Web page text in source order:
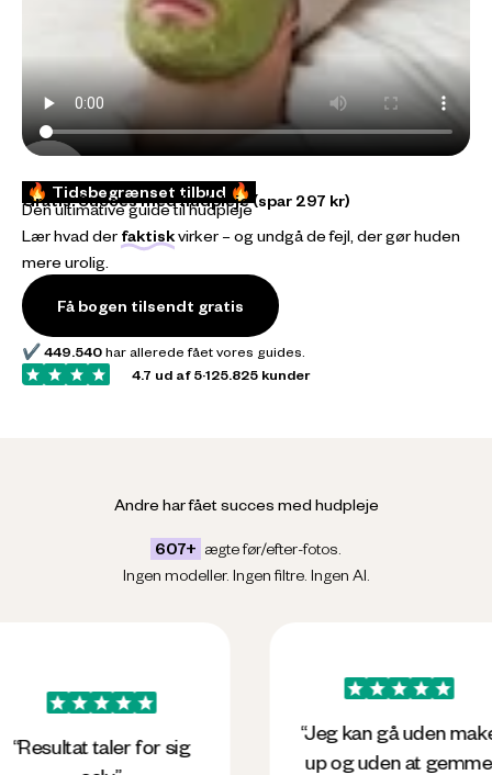
🔥 Tidsbegrænset tilbud 🔥
Gratis: Succes med hudpleje (spar 297 kr)
Den ultimative guide til hudpleje
Lær hvad der faktiskvirker – og undgå de fejl, der gør huden
mere urolig.
Få bogen tilsendt gratis
✔️449.540har allerede fået vores guides.
4.7 ud af 5·125.825 kunder
Andre har fået succes med hudpleje
607+ ægte før/efter-fotos.
Ingen modeller. Ingen filtre. Ingen AI.
taler for sig
“Jeg kan gå uden make
up og uden at gemme